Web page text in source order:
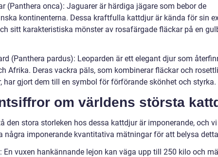
(Panthera onca): Jaguarer är härdiga jägare som bebor de
kontinenterna. Dessa kraftfulla kattdjur är kända för sin
sitt karakteristiska mönster av rosafärgade fläckar på en
(Panthera pardus): Leoparden är ett elegant djur som
Afrika. Deras vackra päls, som kombinerar fläckar och
har gjort dem till en symbol för förförande skönhet och styrka.
om världens största
den stora storleken hos dessa kattdjur är imponerande, och
några imponerande kvantitativa mätningar för att belysa
En vuxen hankännande lejon kan väga upp till 250 kilo och